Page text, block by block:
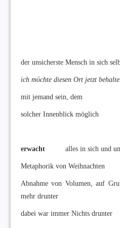
der unsicherste Mensch in sich
ich möchte diesen Ort jetzt
mit jemand sein, dem
solcher Innenblick möglich
erwacht alles in sich und
Metaphorik von Weihnachten
Abnahme von Volumen, auf
mehr drunter
dabei war immer Nichts drunter